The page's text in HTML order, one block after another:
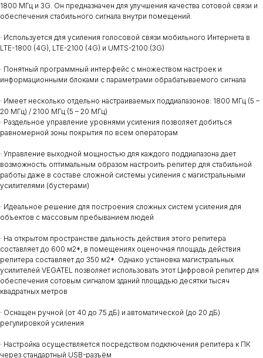
1800 МГц и 3G. Он предназначен для улучшения качества сотовой связи и
обеспечения стабильного сигнала внутри помещений.
· Используется для усиления голосовой связи мобильного Интернета в
LTE-1800 (4G), LTE-2100 (4G) и UMTS-2100 (3G)
· Понятный программный интерфейс с множеством настроек и
информационными блоками с параметрами обрабатываемого сигнала
· Имеет несколько отдельно настраиваемых поддиапазонов: 1800 МГц (5 –
20 МГц) / 2100 МГц (5 – 20 МГц)
· Раздельное управление уровнями усиления позволяет добиться
равномерной зоны покрытия по всем операторам
· Управление выходной мощностью для каждого поддиапазона дает
возможность оптимальным образом настроить репитер для стабильной
работы даже в составе сложной системы усиления с магистральными
усилителями (бустерами)
· Идеальное решение для построения сложных систем усиления для
объектов с массовым пребыванием людей
· На открытом пространстве дальность действия этого репитера
составляет до 600 м2*, в помещениях оценочная площадь действия
репитера составляет до 350 м2*. Однако установка магистральных
усилителей VEGATEL позволяет использовать этот Цифровой репитер для
обеспечения сотовым сигналом зданий площадью десятки тысяч
квадратных метров
· Оснащен ручной (от 40 до 75 дБ) и автоматической (до 20 дБ)
регулировкой усиления
· Настройка осуществляется посредством подключения репитера к ПК
через стандартный USB-разъём